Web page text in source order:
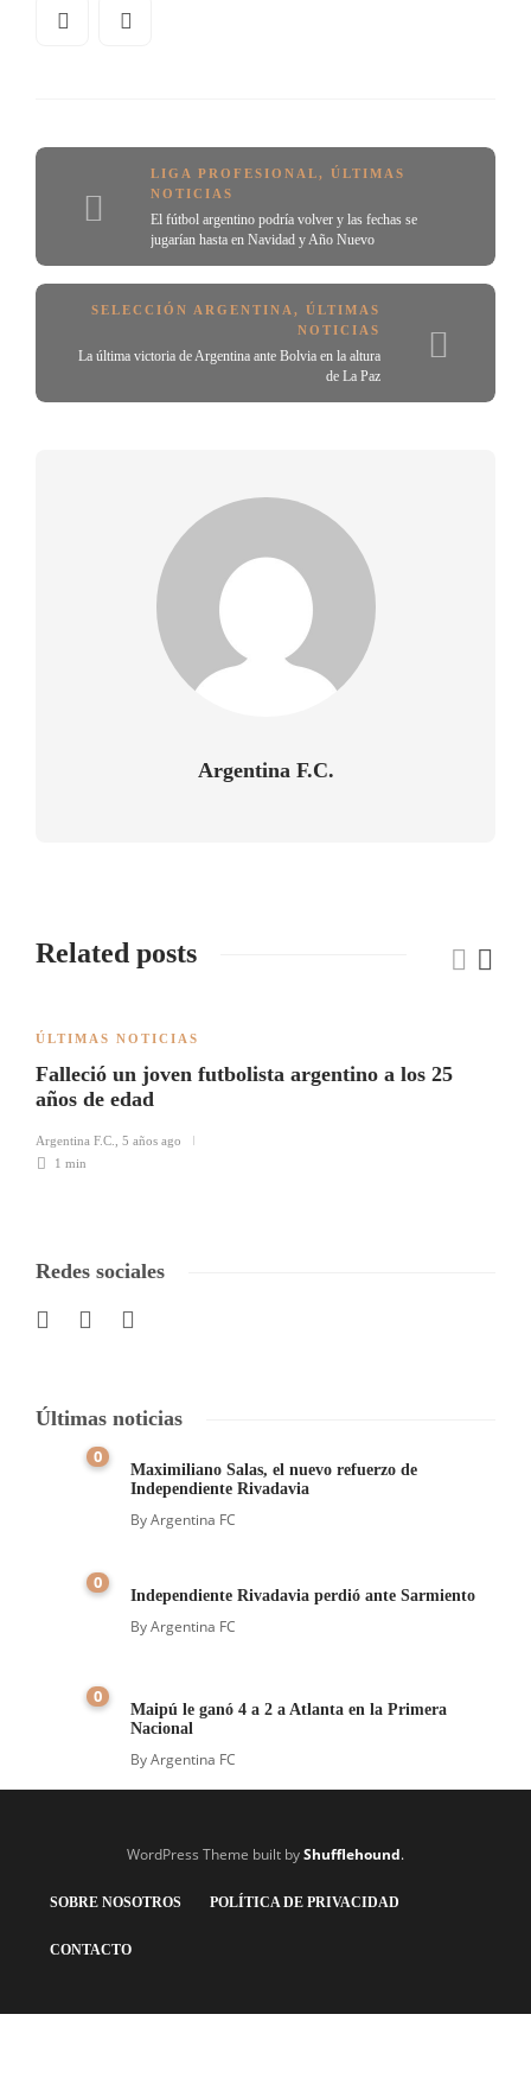
LIGA PROFESIONAL, ÚLTIMAS
NOTICIAS
El fútbol argentino podría volver y las fechas se
jugarían hasta en Navidad y Año Nuevo
SELECCIÓN ARGENTINA , ÚLTIMAS
NOTICIAS
La última victoria de Argentina ante Bolvia en la altura
de La Paz
Argentina F.C.
Related posts
ÚLTIMAS NOTICIAS
Falleció un joven futbolista argentino a los 25
años de edad
Argentina F.C.
5 años ago
1 min
Redes sociales
Últimas noticias
0
Maximiliano Salas, el nuevo refuerzo de
Independiente Rivadavia
ByArgentina FC
0
Independiente Rivadavia perdió ante Sarmiento
ByArgentina FC
0
Maipú le ganó 4 a 2 a Atlanta en la Primera
Nacional
ByArgentina FC
WordPress Theme built byShufflehound.
SOBRE NOSOTROS POLÍTICA DE PRIVACIDAD
CONTACTO